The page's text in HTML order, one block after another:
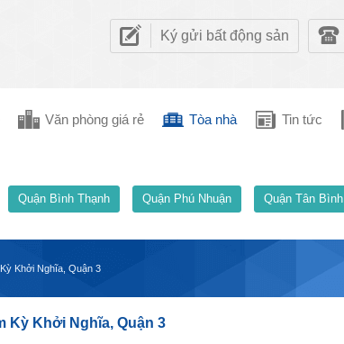
Ký gửi bất động sản
Văn phòng giá rẻ Tòa nhà Tin tức
Quận Bình Thạnh Quận Phú Nhuận Quận Tân Bình
Khởi Nghĩa, Quận 3
Kỳ Khởi Nghĩa, Quận 3